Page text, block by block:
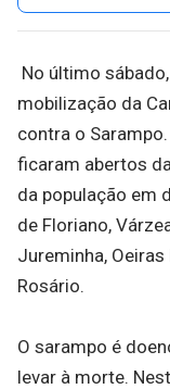
No último
mobilização da
contra o
ficaram abertos
da população em
de Floriano,
Jureminha, Oeiras
Rosário.
O sarampo é
levar à morte.